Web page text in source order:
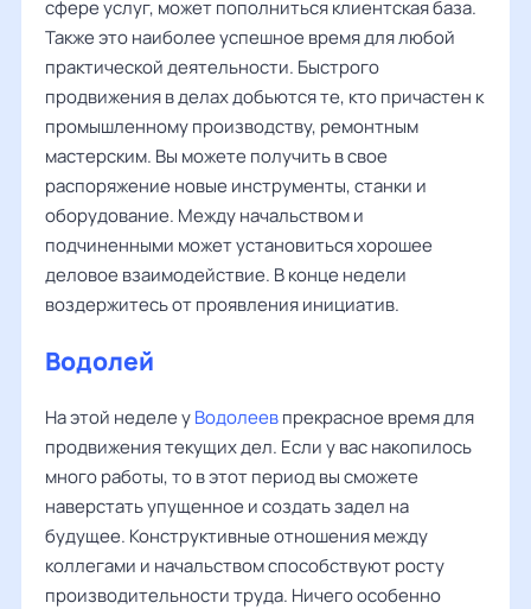
сфере услуг, может пополниться клиентская база.
Также это наиболее успешное время для любой
практической деятельности. Быстрого
продвижения в делах добьются те, кто причастен к
промышленному производству, ремонтным
мастерским. Вы можете получить в свое
распоряжение новые инструменты, станки и
оборудование. Между начальством и
подчиненными может установиться хорошее
деловое взаимодействие. В конце недели
воздержитесь от проявления инициатив.
Водолей
На этой неделе уВодолеевпрекрасное время для
продвижения текущих дел. Если у вас накопилось
много работы, то в этот период вы сможете
наверстать упущенное и создать задел на
будущее. Конструктивные отношения между
коллегами и начальством способствуют росту
производительности труда. Ничего особенно